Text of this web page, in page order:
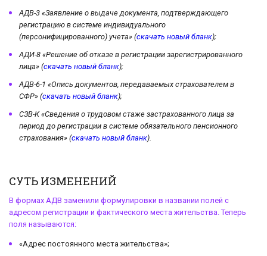
АДВ-3 «Заявление о выдаче документа, подтверждающего
регистрацию в системе индивидуального
(персонифицированного) учета» (скачать новый бланк);
АДИ-8 «Решение об отказе в регистрации зарегистрированного
лица» (скачать новый бланк);
АДВ-6-1 «Опись документов, передаваемых страхователем в
СФР» (скачать новый бланк);
СЗВ-К «Сведения о трудовом стаже застрахованного лица за
период до регистрации в системе обязательного пенсионного
страхования» (скачать новый бланк).
СУТЬ ИЗМЕНЕНИЙ
В формах АДВ заменили формулировки в названии полей с
адресом регистрации и фактического места жительства. Теперь
поля называются:
«Адрес постоянного места жительства»;